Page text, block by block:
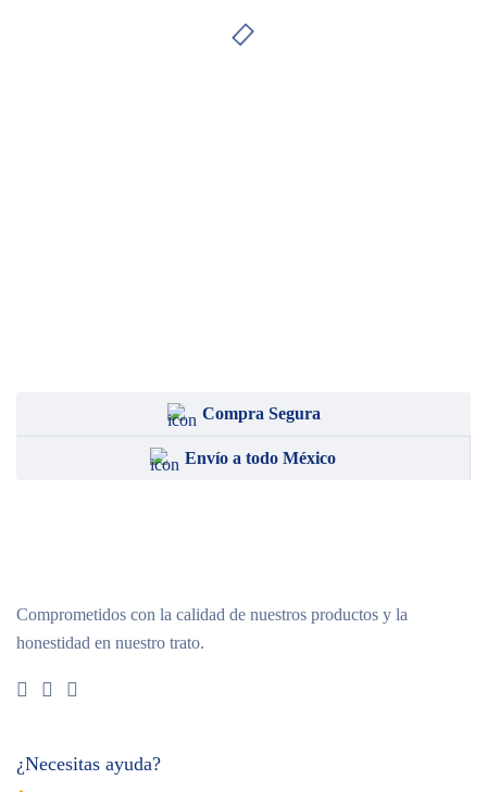
Compra Segura
Envío a todo México
Comprometidos con la calidad de nuestros productos y la
honestidad en nuestro trato.
¿Necesitas ayuda?